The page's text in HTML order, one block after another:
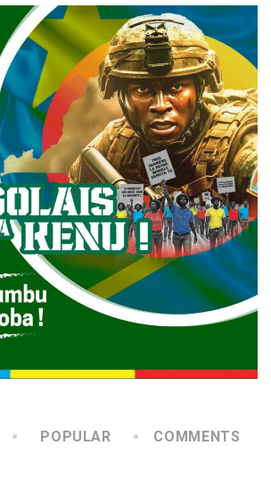
POPULAR COMMENTS